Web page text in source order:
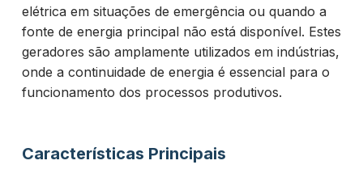
elétrica em situações de emergência ou quando a
fonte de energia principal não está disponível. Estes
geradores são amplamente utilizados em indústrias,
onde a continuidade de energia é essencial para o
funcionamento dos processos produtivos.
Características Principais